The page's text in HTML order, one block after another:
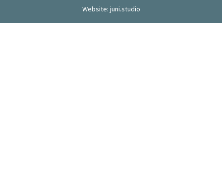
Website: juni.studio